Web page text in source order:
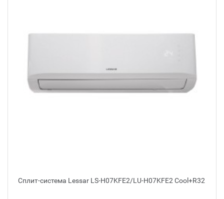
Сплит-система Lessar LS-H07KFE2/LU-H07KFE2 Cool+R32